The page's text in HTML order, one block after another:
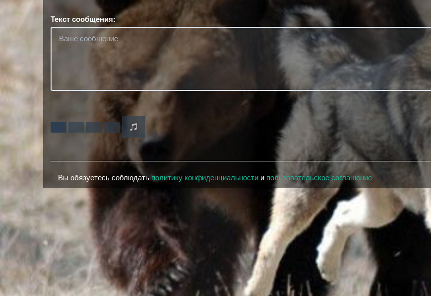
Текст сообщения:
Вы обязуетесь соблюдать политику конфиденциальности и пользовательское соглашение